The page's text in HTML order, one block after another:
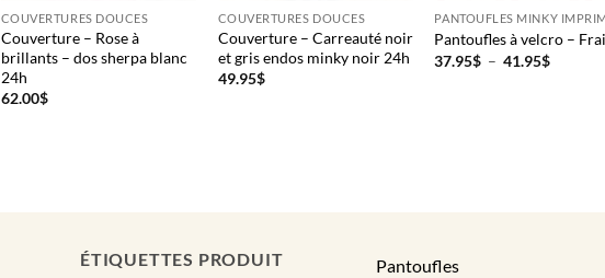
COUVERTURES DOUCES
Couverture – Rose à
brillants – dos sherpa blanc
24h
62.00$
COUVERTURES DOUCES
Couverture – Carreauté noir
et gris endos minky noir 24h
49.95$
PANTOUFLES MINKY
Pantoufles à velcro –
37.95$ – 41.95$Plage
ÉTIQUETTES PRODUIT
Pantoufles